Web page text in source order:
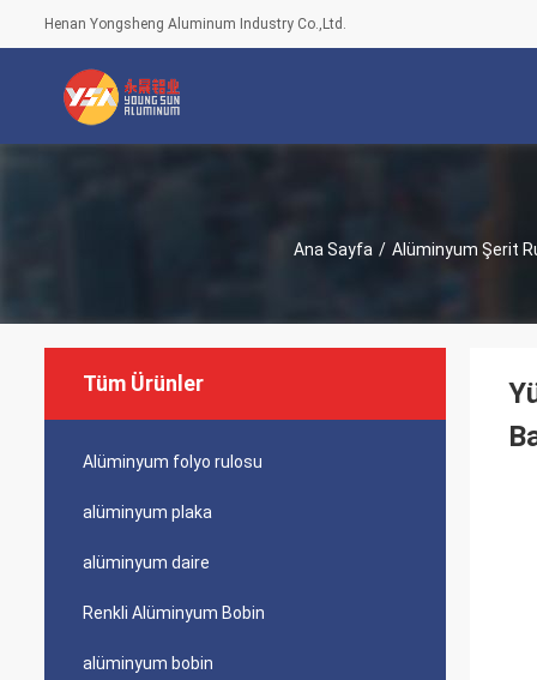
Henan Yongsheng Aluminum Industry Co.,Ltd.
Ana Sayfa / Alüminyum Şerit
Tüm Ürünler
Alüminyum folyo rulosu
alüminyum plaka
alüminyum daire
Renkli Alüminyum Bobin
alüminyum bobin